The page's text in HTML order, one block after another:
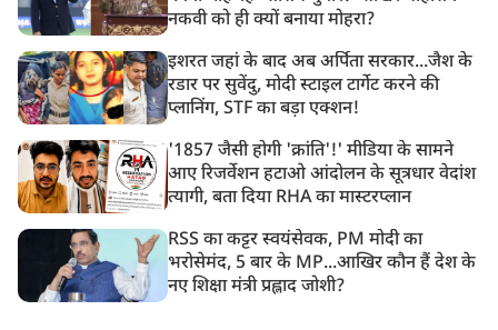
नकवी को ही क्यों बनाया मोहरा?
इशरत जहां के बाद अब अर्पिता सरकार...जैश के
रडार पर सुवेंदु, मोदी स्टाइल टार्गेट करने की
प्लानिंग, STF का बड़ा एक्शन!
'1857 जैसी होगी 'क्रांति'!' मीडिया के सामने
आए रिजर्वेशन हटाओ आंदोलन के सूत्रधार वेदांश
त्यागी, बता दिया RHA का मास्टरप्लान
RSS का कट्टर स्वयंसेवक, PM मोदी का
भरोसेमंद, 5 बार के MP...आखिर कौन हैं देश के
नए शिक्षा मंत्री प्रह्लाद जोशी?